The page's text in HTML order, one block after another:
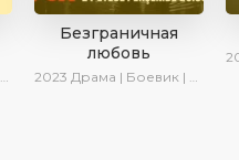
Безграничная
любовь
2023 Драма | Боевик | Криминал | SesDizi | Сериалы 2023